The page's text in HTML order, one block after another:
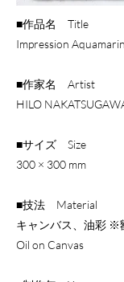
■作品名 Title
Impression
■作家名 Artist
HILO
■サイズ Size
300 × 300 mm
■技法 Material
キャンバス、油彩 ※
Oil on Canvas